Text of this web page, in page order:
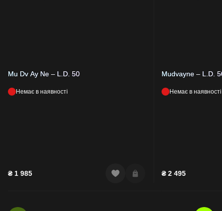
Mu Dv Ay Ne – L.D. 50
Немає в наявності
₴ 1 985
Mudvayne – L.D.
Немає в наявності
₴ 2 495